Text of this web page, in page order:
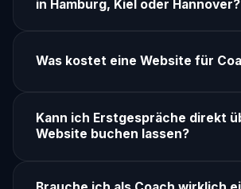
in Hamburg, Kiel oder Hannover?
Was kostet eine Website für
Kann ich Erstgespräche direkt
Website buchen lassen?